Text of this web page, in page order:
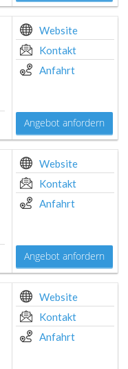
Website
Kontakt
Anfahrt
Angebot anfordern
Website
Kontakt
Anfahrt
Angebot anfordern
Website
Kontakt
Anfahrt